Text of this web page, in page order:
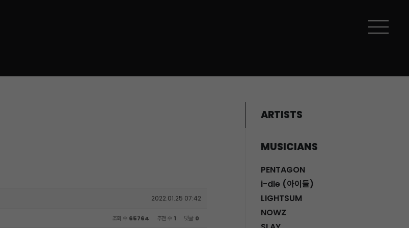
2022.01.25 07:42
조회 수 65764 추천 수 1 댓글 0
ARTISTS
MUSICIANS
PENTAGON
i-dle (아이들)
LIGHTSUM
NOWZ